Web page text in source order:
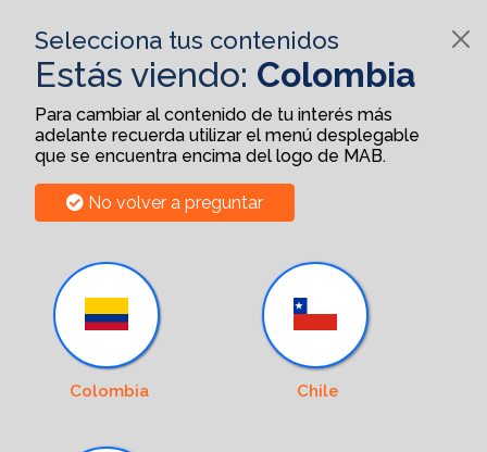
Selecciona tus contenidos
Estás viendo: Colombia
Para cambiar al contenido de tu interés más
adelante recuerda utilizar el menú desplegable
que se encuentra encima del logo de MAB.
No volver a preguntar
Colombia Chile